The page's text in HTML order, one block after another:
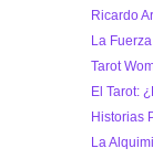
Ricardo
La
Tarot
El Tarot:
Historias
La